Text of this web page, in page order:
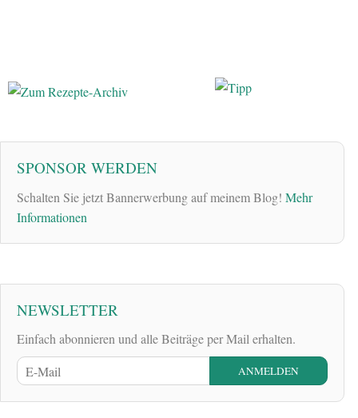
SPONSOR WERDEN
Schalten Sie jetzt Bannerwerbung auf meinem Blog! Mehr
Informationen
NEWSLETTER
Einfach abonnieren und alle Beiträge per Mail erhalten.